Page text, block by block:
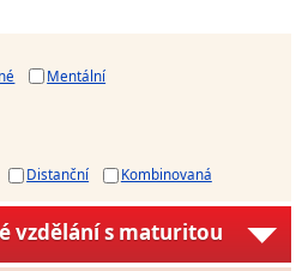
Mentální
Distanční Kombinovaná
vzdělání s maturitou